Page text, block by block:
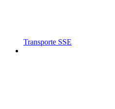
Transporte SSE